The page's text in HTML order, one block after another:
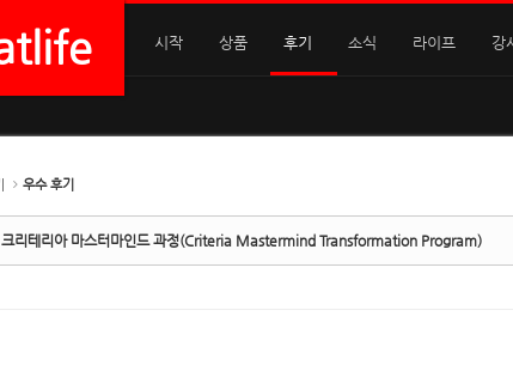
시작 상품 후기 소식 라이프 강
우수 후기
리테리아 마스터마인드 과정(Criteria Mastermind Transformation Program)